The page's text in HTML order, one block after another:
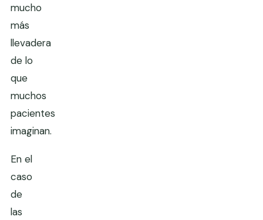
mucho
más
llevadera
de lo
que
muchos
pacientes
imaginan.
En el
caso
de
las